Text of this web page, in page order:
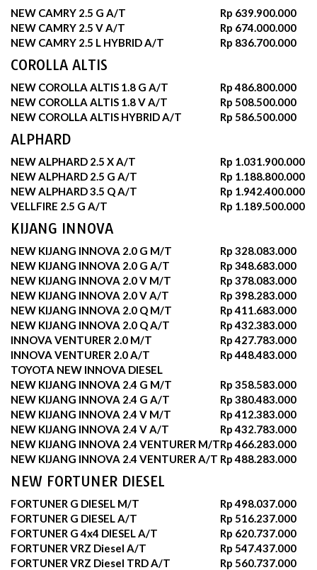
NEW CAMRY 2.5 G A/T
Rp 639.900.000
NEW CAMRY 2.5 V A/T
Rp 674.000.000
NEW CAMRY 2.5 L HYBRID A/T
Rp 836.700.000
COROLLA ALTIS
NEW COROLLA ALTIS 1.8 G A/T
Rp 486.800.000
NEW COROLLA ALTIS 1.8 V A/T
Rp 508.500.000
NEW COROLLA ALTIS HYBRID A/T
Rp 586.500.000
ALPHARD
NEW ALPHARD 2.5 X A/T
Rp 1.031.900.000
NEW ALPHARD 2.5 G A/T
Rp 1.188.800.000
NEW ALPHARD 3.5 Q A/T
Rp 1.942.400.000
VELLFIRE 2.5 G A/T
Rp 1.189.500.000
KIJANG INNOVA
NEW KIJANG INNOVA 2.0 G M/T
Rp 328.083.000
NEW KIJANG INNOVA 2.0 G A/T
Rp 348.683.000
NEW KIJANG INNOVA 2.0 V M/T
Rp 378.083.000
NEW KIJANG INNOVA 2.0 V A/T
Rp 398.283.000
NEW KIJANG INNOVA 2.0 Q M/T
Rp 411.683.000
NEW KIJANG INNOVA 2.0 Q A/T
Rp 432.383.000
INNOVA VENTURER 2.0 M/T
Rp 427.783.000
INNOVA VENTURER 2.0 A/T
Rp 448.483.000
TOYOTA NEW INNOVA DIESEL
NEW KIJANG INNOVA 2.4 G M/T
Rp 358.583.000
NEW KIJANG INNOVA 2.4 G A/T
Rp 380.483.000
NEW KIJANG INNOVA 2.4 V M/T
Rp 412.383.000
NEW KIJANG INNOVA 2.4 V A/T
Rp 432.783.000
NEW KIJANG INNOVA 2.4 VENTURER M/TRp 466.283.000
NEW KIJANG INNOVA 2.4 VENTURER A/T Rp 488.283.000
NEW FORTUNER DIESEL
FORTUNER G DIESEL M/T
Rp 498.037.000
FORTUNER G DIESEL A/T
Rp 516.237.000
FORTUNER G 4x4 DIESEL A/T
Rp 620.737.000
FORTUNER VRZ Diesel A/T
Rp 547.437.000
FORTUNER VRZ Diesel TRD A/T
Rp 560.737.000